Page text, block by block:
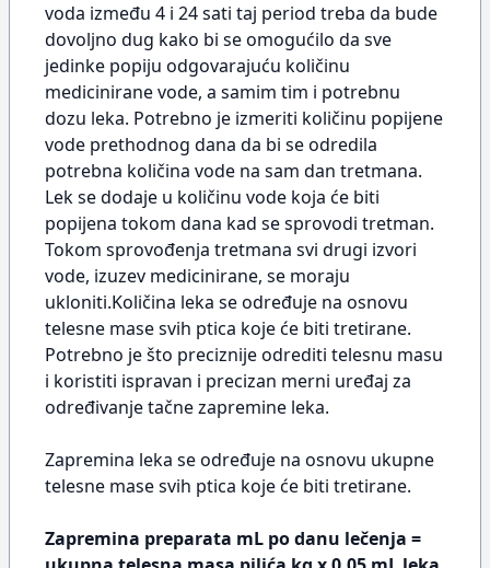
voda između 4 i 24 sati taj period treba da bude
dovoljno dug kako bi se omogućilo da sve
jedinke popiju odgovarajuću količinu
medicinirane vode, a samim tim i potrebnu
dozu leka. Potrebno je izmeriti količinu popijene
vode prethodnog dana da bi se odredila
potrebna količina vode na sam dan tretmana.
Lek se dodaje u količinu vode koja će biti
popijena tokom dana kad se sprovodi tretman.
Tokom sprovođenja tretmana svi drugi izvori
vode, izuzev medicinirane, se moraju
ukloniti.Količina leka se određuje na osnovu
telesne mase svih ptica koje će biti tretirane.
Potrebno je što preciznije odrediti telesnu masu
i koristiti ispravan i precizan merni uređaj za
određivanje tačne zapremine leka.
Zapremina leka se određuje na osnovu ukupne
telesne mase svih ptica koje će biti tretirane.
Zapremina preparata mL po danu lečenja =